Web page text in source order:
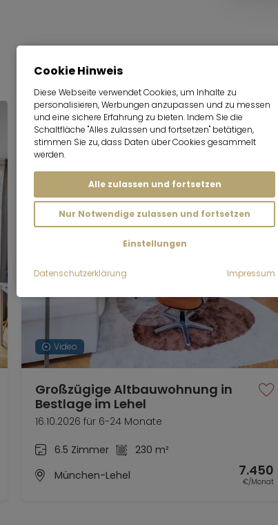
sich zum Beispiel als
praktisches Bettsofa für Gäste
genutzt werden kann, ein
Ein großes und
Elternzimmer oder
Nahe zum
Garderobenschrank an der
quasi vor der Tür: Die
S-Bahn S8 sind es nur kurze
ganz in der Nähe in der
(ca. 200 EUR/Monat,
Video
Großzügige Altbauwohnung in
Bestlage im Lehel
16.10.2026 für 6-24 Monate
6.5 Zimmer
230 m²
München-Lehel
7.450
€/Monat
Cookie Hinweis
Diese Webseite verwendet Cookies, um Inhalte zu
personalisieren, Werbungen anzupassen und zu messen
und eine sichere Erfahrung zu bieten. Indem Sie die
Schaltfläche "Alles zulassen und fortsetzen" betätigen,
stimmen Sie zu, dass Daten über Cookies gesammelt
werden.
Alle zulassen und fortsetzen
Nur Notwendige zulassen und fortsetzen
Einstellungen
Datenschutzerklärung Impressum